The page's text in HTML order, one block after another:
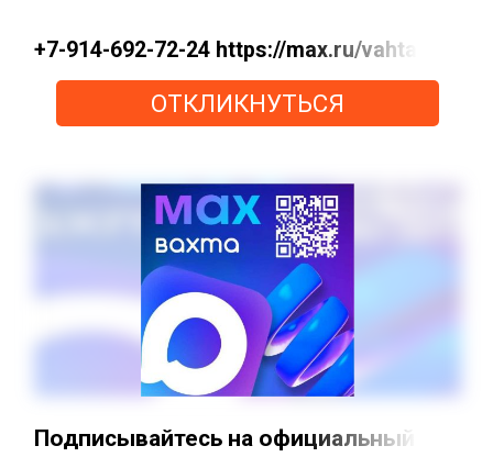
+7-914-692-72-24 https://max.ru/vahta
ОТКЛИКНУТЬСЯ
Подписывайтесь на официальный канал